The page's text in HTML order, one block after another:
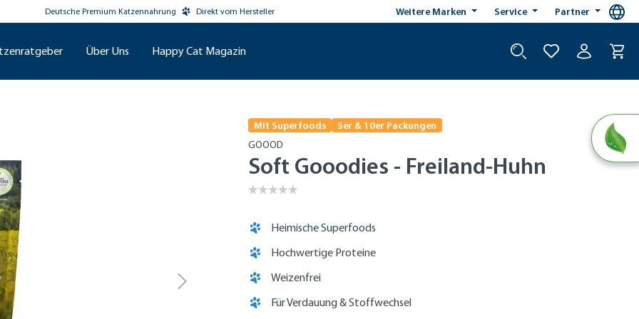
Deutsche Premium Katzennahrung Direkt vom Hersteller Weitere Marken Service Partner
Über Uns Happy Cat Magazin
Mit Superfoods 5er & 10er Packungen
GOOOD
Soft Gooodies - Freiland-Huhn
Heimische Superfoods
Hochwertige Proteine
Weizenfrei
Für Verdauung & Stoffwechsel